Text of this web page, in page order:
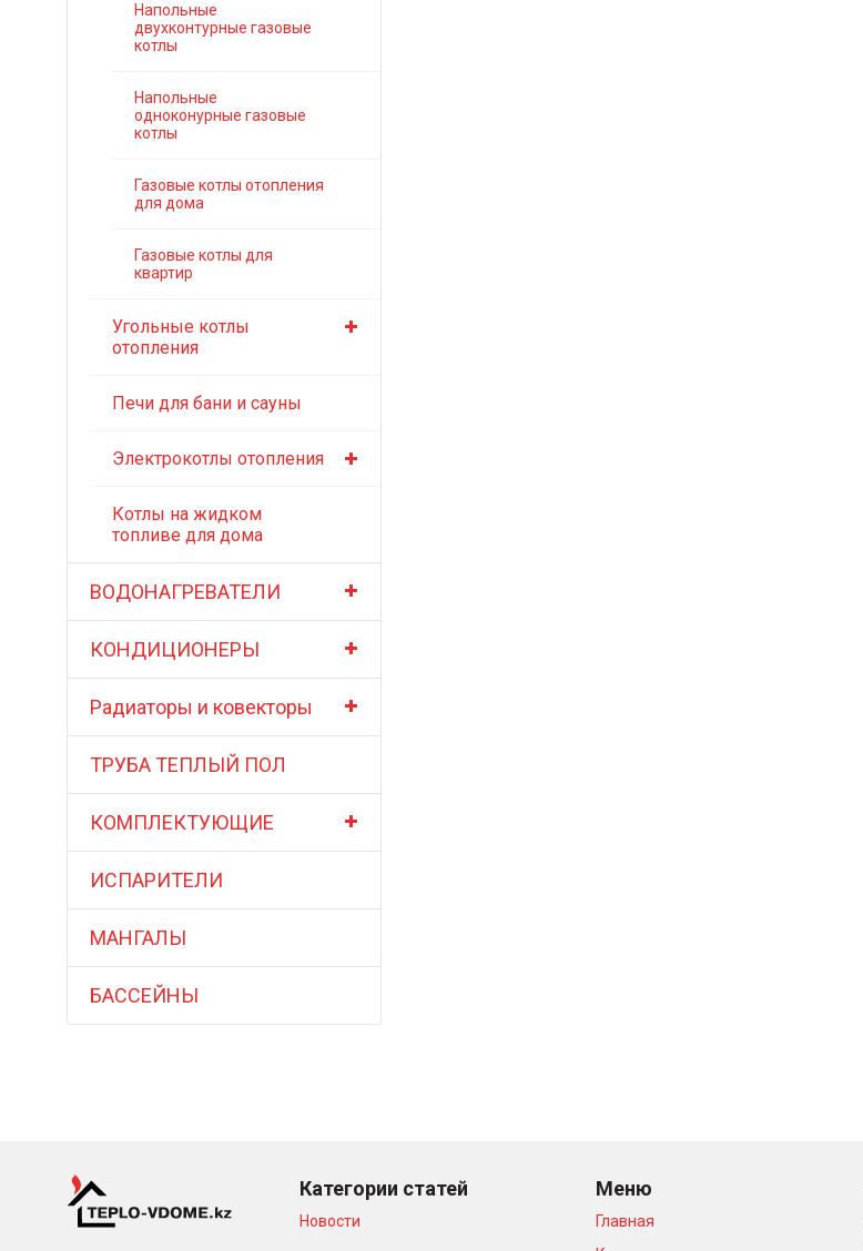
Напольные
двухконтурные газовые
котлы
Напольные
одноконурные газовые
котлы
Газовые котлы отопления
для дома
Газовые котлы для
квартир
Угольные котлы
отопления
Печи для бани и сауны
Электрокотлы отопления
Котлы на жидком
топливе для дома
ВОДОНАГРЕВАТЕЛИ
КОНДИЦИОНЕРЫ
Радиаторы и ковекторы
ТРУБА ТЕПЛЫЙ ПОЛ
КОМПЛЕКТУЮЩИЕ
ИСПАРИТЕЛИ
МАНГАЛЫ
БАССЕЙНЫ
Категории статей
Новости
Меню
Главная